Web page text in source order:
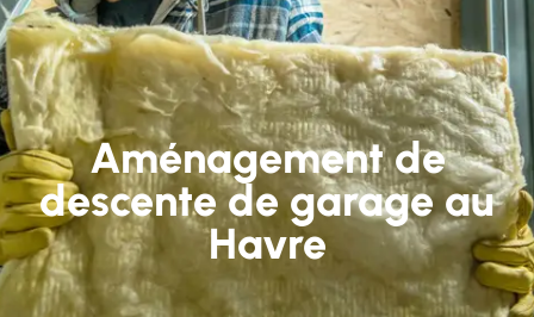
Aménagement de
descente de garage au
Havre